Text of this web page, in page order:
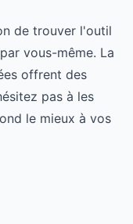
de trouver l'outil
vous-même. La
offrent des
pas à les
le mieux à vos